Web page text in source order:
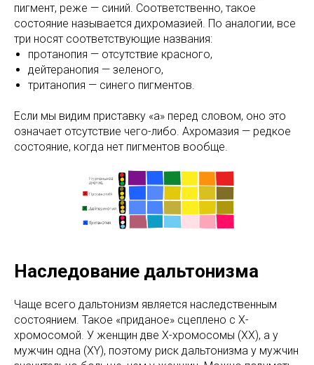
пигмент, реже — синий. Соответственно, такое
состояние называется дихромазией. По аналогии, все
три носят соответствующие названия:
протанопия — отсутствие красного,
дейтеранопия — зеленого,
тританопия — синего пигментов.
Если мы видим приставку «а» перед словом, оно это
означает отсутствие чего-либо. Ахромазия — редкое
состояние, когда нет пигментов вообще.
Наследование дальтонизма
Чаще всего дальтонизм является наследственным
состоянием. Такое «приданое» сцеплено с Х-
хромосомой. У женщин две Х-хромосомы (ХХ), а у
мужчин одна (ХY), поэтому риск дальтонизма у мужчин